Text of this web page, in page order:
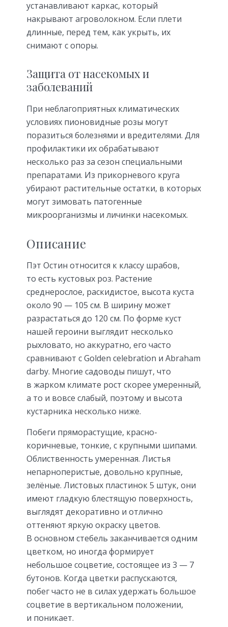
устанавливают каркас, который
накрывают агроволокном. Если плети
длинные, перед тем, как укрыть, их
снимают с опоры.
Защита от насекомых и
заболеваний
При неблагоприятных климатических
условиях пионовидные розы могут
поразиться болезнями и вредителями. Для
профилактики их обрабатывают
несколько раз за сезон специальными
препаратами. Из прикорневого круга
убирают растительные остатки, в которых
могут зимовать патогенные
микроорганизмы и личинки насекомых.
Описание
Пэт Остин относится к классу шрабов,
то есть кустовых роз. Растение
среднерослое, раскидистое, высота куста
около 90 — 105 см. В ширину может
разрастаться до 120 см. По форме куст
нашей героини выглядит несколько
рыхловато, но аккуратно, его часто
сравнивают с Golden celebration и Abraham
darby. Многие садоводы пишут, что
в жарком климате рост скорее умеренный,
а то и вовсе слабый, поэтому и высота
кустарника несколько ниже.
Побеги пряморастущие, красно-
коричневые, тонкие, с крупными шипами.
Облиственность умеренная. Листья
непарноперистые, довольно крупные,
зелёные. Листовых пластинок 5 штук, они
имеют гладкую блестящую поверхность,
выглядят декоративно и отлично
оттеняют яркую окраску цветов.
В основном стебель заканчивается одним
цветком, но иногда формирует
небольшое соцветие, состоящее из 3 — 7
бутонов. Когда цветки распускаются,
побег часто не в силах удержать большое
соцветие в вертикальном положении,
и поникает.